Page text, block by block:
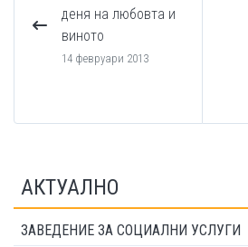
деня на любовта и
виното
14 февруари 2013
АКТУАЛНО
ЗАВЕДЕНИЕ ЗА СОЦИАЛНИ УСЛУГИ